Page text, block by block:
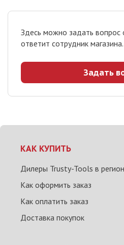
Здесь можно задать вопрос
ответит сотрудник магазина.
Задать
КАК КУПИТЬ
Дилеры Trusty-Tools в
Как оформить заказ
Как оплатить заказ
Доставка покупок